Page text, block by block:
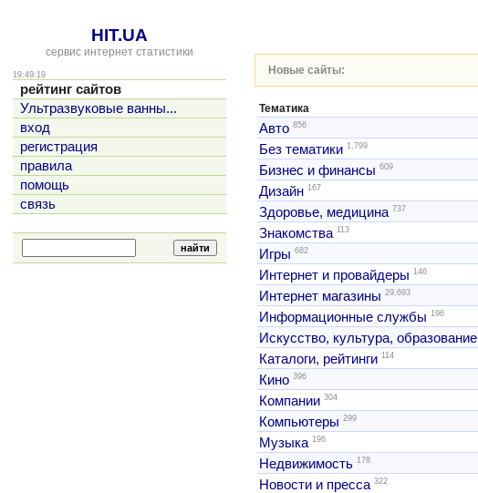
HIT.UA
сервис интернет статистики
19:49:19
рейтинг сайтов
Ультразвуковые ванны...
вход
регистрация
правила
помощь
связь
Новые сайты:
Тематика
Авто 856
Без тематики 1,799
Бизнес и финансы 609
Дизайн 167
Здоровье, медицина 737
Знакомства 113
Игры 682
Интернет и провайдеры 146
Интернет магазины 29,693
Информационные службы 196
Искусство, культура, образование
Каталоги, рейтинги 114
Кино 396
Компании 304
Компьютеры 299
Музыка 196
Недвижимость 178
Новости и пресса 322